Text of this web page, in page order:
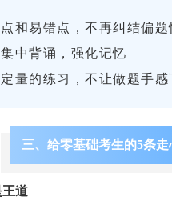
和易错点，不再纠结偏题
中背诵，强化记忆
量的练习，不让做题手感
三、给零基础考生的5条走
王道